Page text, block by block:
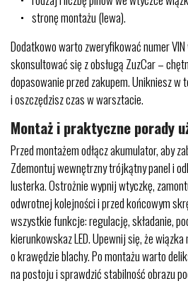
stronę montażu (lewa).
Dodatkowo warto zweryfikować numer
skonsultować się z obsługą ZuzCar –
dopasowanie przed zakupem. Unikniesz w
i oszczędzisz czas w warsztacie.
Montaż i praktyczne porady
Przed montażem odłącz akumulator, aby
Zdemontuj wewnętrzny trójkątny panel i
lusterka. Ostrożnie wypnij wtyczkę,
odwrotnej kolejności i przed końcowym
wszystkie funkcje: regulację, składanie,
kierunkowskaz LED. Upewnij się, że
o krawędzie blachy. Po montażu warto
na postoju i sprawdzić stabilność obrazu